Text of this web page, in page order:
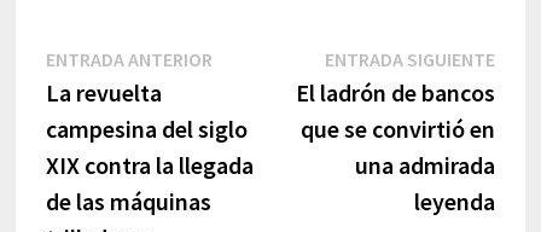
Navegación
de
entradas
ENTRADA ANTERIOREntrada
La revuelta
campesina del siglo
XIX contra la llegada
de las máquinas
ENTRADA SIGUIENTE
El ladrón de bancos
que se convirtió en
una admirada
leyenda